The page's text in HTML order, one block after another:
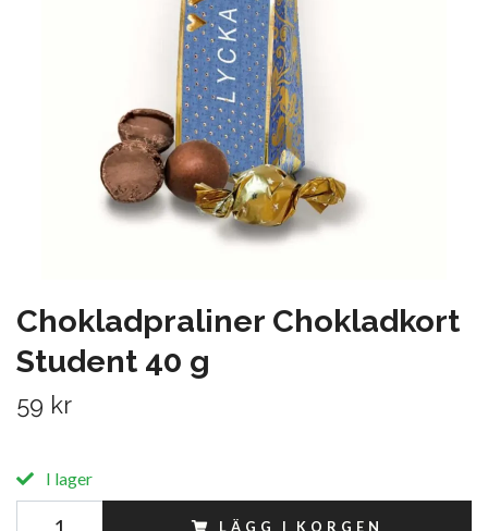
Chokladpraliner Chokladkort
Student 40 g
59 kr
I lager
LÄGG I KORGEN